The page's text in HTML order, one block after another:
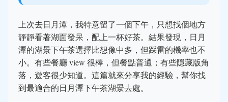
上次去日月潭，我特意留了一個下午，只想找個地方
靜靜看著湖面發呆，配上一杯好茶。結果發現，日月
潭的湖景下午茶選擇比想像中多，但踩雷的機率也不
小。有些餐廳 view 很棒，但餐點普通；有些隱藏版角
落，遊客很少知道。這篇就來分享我的經驗，幫你找
到最適合的日月潭下午茶湖景去處。